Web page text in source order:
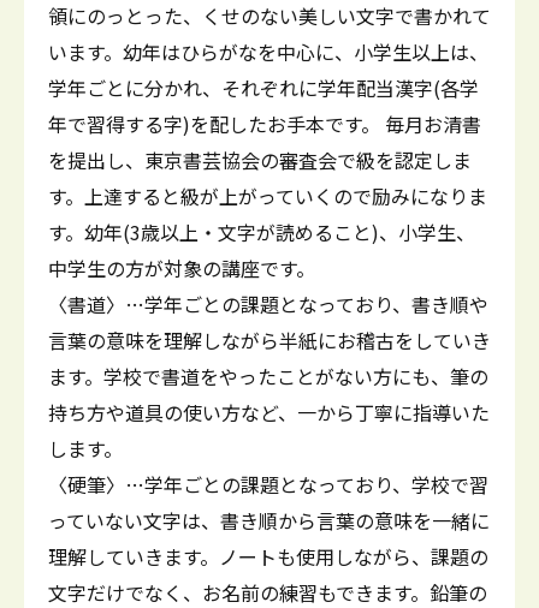
領にのっとった、くせのない美しい文字で書かれて
います。幼年はひらがなを中心に、小学生以上は、
学年ごとに分かれ、それぞれに学年配当漢字(各学
年で習得する字)を配したお手本です。 毎月お清書
を提出し、東京書芸協会の審査会で級を認定しま
す。上達すると級が上がっていくので励みになりま
す。幼年(3歳以上・文字が読めること)、小学生、
中学生の方が対象の講座です。
〈書道〉…学年ごとの課題となっており、書き順や
言葉の意味を理解しながら半紙にお稽古をしていき
ます。学校で書道をやったことがない方にも、筆の
持ち方や道具の使い方など、一から丁寧に指導いた
します。
〈硬筆〉…学年ごとの課題となっており、学校で習
っていない文字は、書き順から言葉の意味を一緒に
理解していきます。ノートも使用しながら、課題の
文字だけでなく、お名前の練習もできます。鉛筆の